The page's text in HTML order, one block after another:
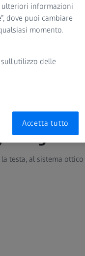
e precisione
Pro S
testa, al sistema ottico
ulteriori informazioni
dove puoi cambiare
momento.
delle
Accetta tutto